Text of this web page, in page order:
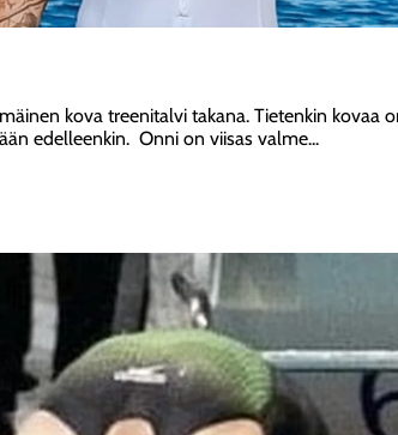
kova treenitalvi takana. Tietenkin
edelleenkin. Onni on viisas valme...